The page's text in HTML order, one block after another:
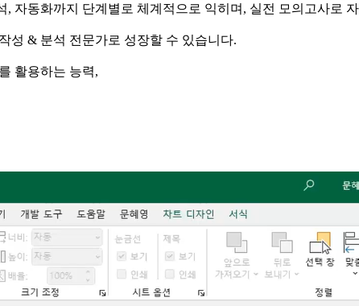
자동화까지 단계별로 체계적으로 익히며, 실전 모의고사로
성 & 분석 전문가로 성장할 수 있습니다.
활용하는 능력,